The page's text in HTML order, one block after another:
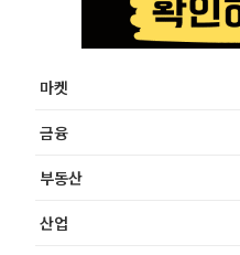
마켓
금융
부동산
산업